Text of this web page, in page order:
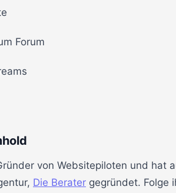
Forum
von Websitepiloten und hat
Die Berater gegründet. Folge